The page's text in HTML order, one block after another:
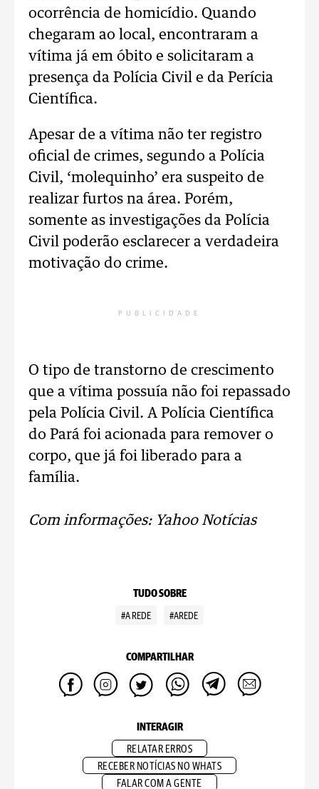
ocorrência de homicídio. Quando
chegaram ao local, encontraram a
vítima já em óbito e solicitaram a
presença da Polícia Civil e da Perícia
Científica.
Apesar de a vítima não ter registro
oficial de crimes, segundo a Polícia
Civil, ‘molequinho’ era suspeito de
realizar furtos na área. Porém,
somente as investigações da Polícia
Civil poderão esclarecer a verdadeira
motivação do crime.
PUBLICIDADE
O tipo de transtorno de crescimento
que a vítima possuía não foi repassado
pela Polícia Civil. A Polícia Científica
do Pará foi acionada para remover o
corpo, que já foi liberado para a
família.
Com informações: Yahoo Notícias
TUDO SOBRE
#A REDE #AREDE
COMPARTILHAR
INTERAGIR
RELATAR ERROS
RECEBER NOTÍCIAS NO WHATS
FALAR COM A GENTE